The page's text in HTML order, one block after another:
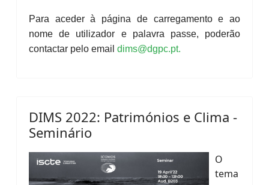
Para aceder à página de carregamento e ao
nome de utilizador e palavra passe, poderão
contactar pelo email dims@dgpc.pt.
DIMS 2022: Patrimónios e Clima -
Seminário
O
tema